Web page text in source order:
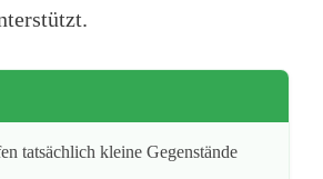
tatsächlich kleine Gegenstände